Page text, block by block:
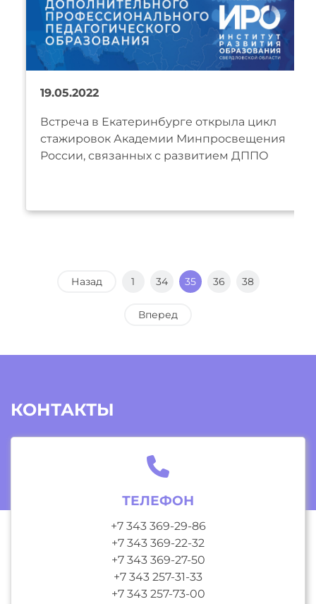
19.05.2022
Встреча в Екатеринбурге открыла цикл
стажировок Академии Минпросвещения
России, связанных с развитием ДППО
Назад 1 34 35 36 38
Вперед
КОНТАКТЫ
ТЕЛЕФОН
+7 343 369-29-86
+7 343 369-22-32
+7 343 369-27-50
+7 343 257-31-33
+7 343 257-73-00